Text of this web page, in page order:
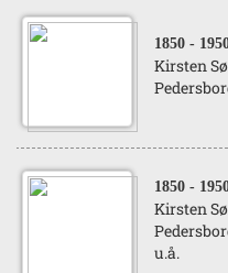
1850 -
Kirsten
1850 -
Kirsten
u.å.